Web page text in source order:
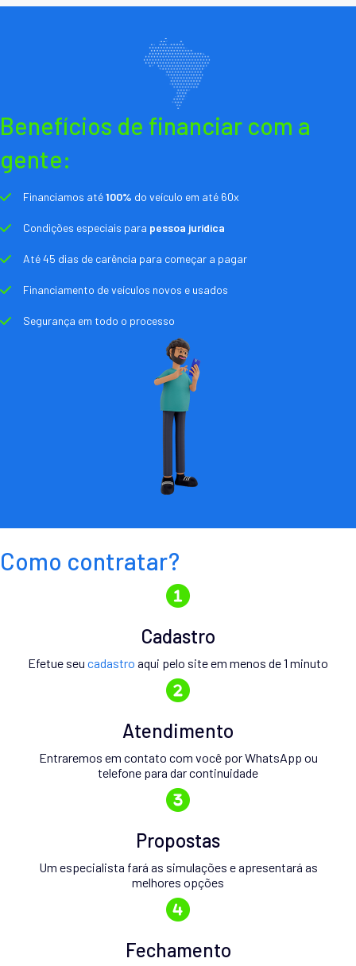
Benefícios de financiar com a
gente:
Financiamos até100% do veículo em até 60x
Condições especiais para pessoa jurídica
Até 45 dias de carência para começar a pagar
Financiamento de veículos novos e usados
Segurança em todo o processo
Como contratar?
Cadastro
Efetue seu cadastro aqui pelo site em menos de 1 minuto
Atendimento
Entraremos em contato com você por WhatsApp ou
telefone para dar continuidade
Propostas
Um especialista fará as simulações e apresentará as
melhores opções
Fechamento